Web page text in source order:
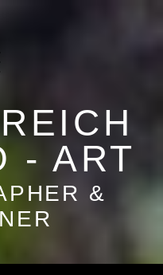
- ART
&